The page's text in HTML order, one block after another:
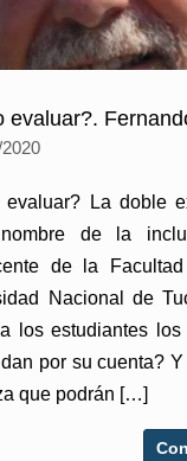
evaluar?.
La doble
de la
de la
Nacional de
los estudiantes
por su cuenta?
que podrán […]